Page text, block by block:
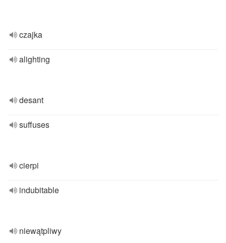
czajka
alighting
desant
suffuses
cierpi
indubitable
niewątpliwy